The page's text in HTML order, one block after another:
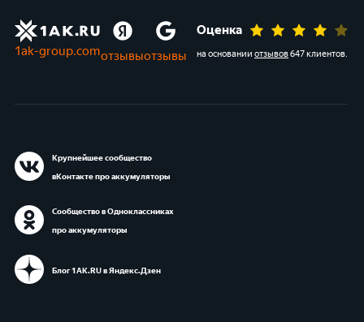
1ak-group.comотзывыотзывы
Оценка
на основании отзывов647 клиентов.
Крупнейшее сообщество
вКонтакте про аккумуляторы
Сообщество в Одноклассниках
про аккумуляторы
Блог 1АК.RU в Яндекс.Дзен